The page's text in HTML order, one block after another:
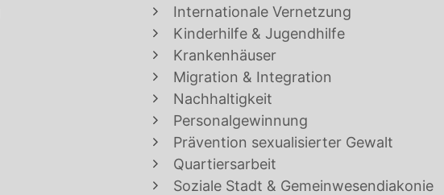
Internationale Vernetzung
Kinderhilfe & Jugendhilfe
Krankenhäuser
Migration & Integration
Nachhaltigkeit
Personalgewinnung
Prävention sexualisierter Gewalt
Quartiersarbeit
Soziale Stadt & Gemeinwesendiakonie